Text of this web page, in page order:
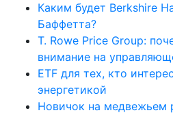
Каким будет Berkshire
Баффетта?
T. Rowe Price Group:
внимание на
ETF для тех, кто
энергетикой
Новичок на медвежьем